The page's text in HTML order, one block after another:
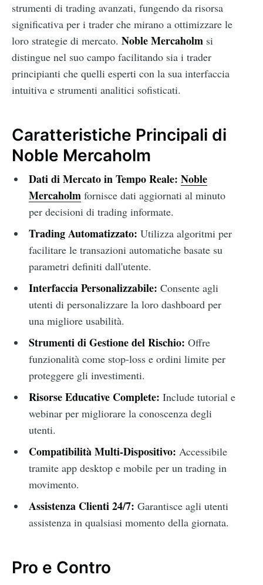
strumenti di trading avanzati, fungendo da risorsa
significativa per i trader che mirano a ottimizzare le
loro strategie di mercato. Noble Mercaholm si
distingue nel suo campo facilitando sia i trader
principianti che quelli esperti con la sua interfaccia
intuitiva e strumenti analitici sofisticati.
Caratteristiche Principali di
Noble Mercaholm
Dati di Mercato in Tempo Reale: Noble
Mercaholmfornisce dati aggiornati al minuto
per decisioni di trading informate.
Trading Automatizzato: Utilizza algoritmi per
facilitare le transazioni automatiche basate su
parametri definiti dall'utente.
Interfaccia Personalizzabile: Consente agli
utenti di personalizzare la loro dashboard per
una migliore usabilità.
Strumenti di Gestione del Rischio: Offre
funzionalità come stop-loss e ordini limite per
proteggere gli investimenti.
Risorse Educative Complete: Include tutorial e
webinar per migliorare la conoscenza degli
utenti.
Compatibilità Multi-Dispositivo: Accessibile
tramite app desktop e mobile per un trading in
movimento.
Assistenza Clienti 24/7: Garantisce agli utenti
assistenza in qualsiasi momento della giornata.
Pro e Contro